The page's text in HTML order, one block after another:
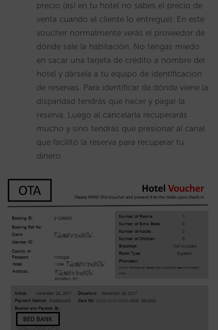
precio (así en tu hotel no sabes el precio de
venta cuando el cliente lo entregue). En este
voucher normalmente verás el proveedor de
dónde sale la habitación. No tengas miedo
en sacar una tarjeta de crédito a nombre del
hotel y dársela a tu equipo de identificación
de reservas. Para identificar de dónde viene la
disparidad tendrás que hacer y pagar la
reserva. Luego al cancelarla recuperarás
mucho y sino tendrás que presionar al canal
que facilitó la reserva para recuperar tu
dinero.